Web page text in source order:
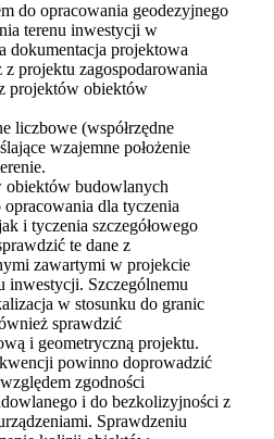
do opracowania geodezyjnego
terenu inwestycji w
dokumentacja projektowa
projektu zagospodarowania
projektów obiektów
liczbowe (współrzędne
wzajemne położenie
obiektów budowlanych
dla tyczenia
i tyczenia szczegółowego
te dane z
zawartymi w projekcie
inwestycji. Szczególnemu
w stosunku do granic
sprawdzić
i geometryczną projektu.
powinno doprowadzić
zgodności
i do bezkolizyjności z
Sprawdzeniu